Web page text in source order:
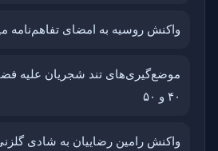
واکنش روسیه به امضای تفاهم‌نامه
موضع‌گیری‌های تند شجریان علیه
۴۰ و ۵۰
واکنش رامین رضاییان به شادی گلزنی